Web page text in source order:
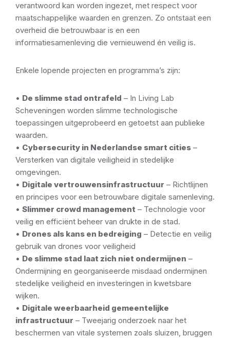
verantwoord kan worden ingezet, met respect voor
maatschappelijke waarden en grenzen. Zo ontstaat een
overheid die betrouwbaar is en een
informatiesamenleving die vernieuwend én veilig is.
Enkele lopende projecten en programma’s zijn:
• De slimme stad ontrafeld – In Living Lab
Scheveningen worden slimme technologische
toepassingen uitgeprobeerd en getoetst aan publieke
waarden.
• Cybersecurity in Nederlandse smart cities –
Versterken van digitale veiligheid in stedelijke
omgevingen.
• Digitale vertrouwensinfrastructuur – Richtlijnen
en principes voor een betrouwbare digitale samenleving.
• Slimmer crowd management – Technologie voor
veilig en efficiënt beheer van drukte in de stad.
• Drones als kans en bedreiging – Detectie en veilig
gebruik van drones voor veiligheid
• De slimme stad laat zich niet ondermijnen –
Ondermijning en georganiseerde misdaad ondermijnen
stedelijke veiligheid en investeringen in kwetsbare
wijken.
• Digitale weerbaarheid gemeentelijke
infrastructuur – Tweejarig onderzoek naar het
beschermen van vitale systemen zoals sluizen, bruggen